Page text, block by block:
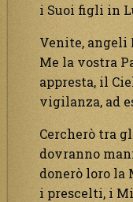
i Suoi figli in
Venite, angeli
Me la vostra
appresta, il
vigilanza, ad
Cercherò tra
dovranno
donerò loro la
i prescelti, i